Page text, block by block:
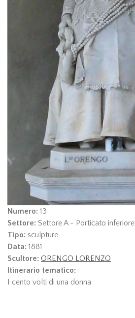
Numero: 13
Settore: Settore A - Porticato inferiore
Tipo: sculpture
Data: 1881
Scultore: ORENGO LORENZO
Itinerario tematico:
I cento volti di una donna